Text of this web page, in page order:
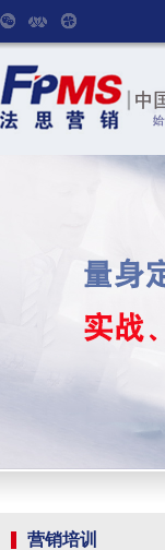
营销培训